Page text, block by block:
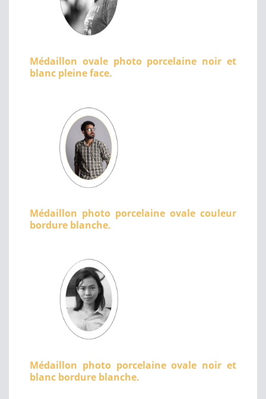
Médaillon ovale photo porcelaine noir et
blanc pleine face.
Médaillon photo porcelaine ovale couleur
bordure blanche.
Médaillon photo porcelaine ovale noir et
blanc bordure blanche.